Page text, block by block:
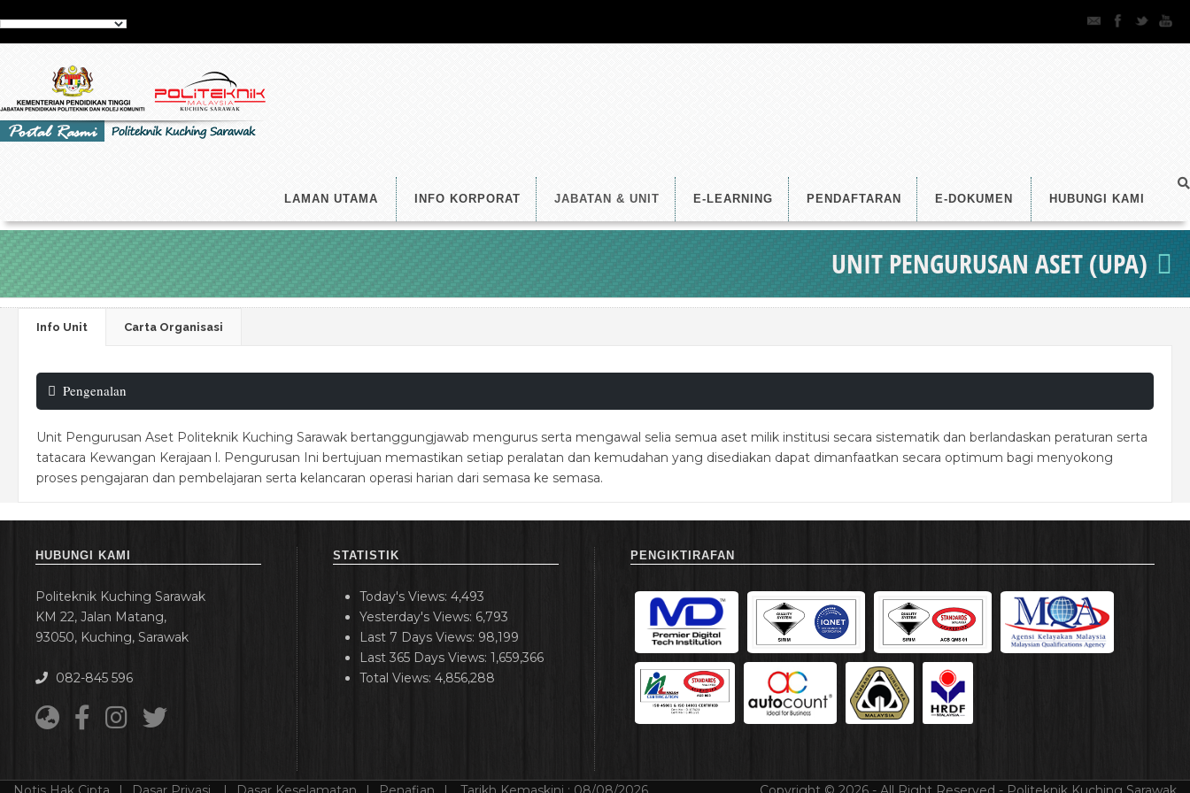
LAMAN UTAMA INFO KORPORAT JABATAN & UNIT E-LEARNING PENDAFTARAN E-DOKUMEN HUBUNGI KAMI
UNIT PENGURUSAN ASET (UPA)
Info Unit Carta Organisasi
Pengenalan
Unit Pengurusan Aset Politeknik Kuching Sarawak bertanggungjawab mengurus serta mengawal selia semua aset milik institusi secara sistematik dan berlandaskan peraturan serta
tatacara Kewangan Kerajaan l. Pengurusan Ini bertujuan memastikan setiap peralatan dan kemudahan yang disediakan dapat dimanfaatkan secara optimum bagi menyokong
proses pengajaran dan pembelajaran serta kelancaran operasi harian dari semasa ke semasa.
HUBUNGI KAMI
Politeknik Kuching Sarawak
KM 22, Jalan Matang,
93050, Kuching, Sarawak
082-845 596
STATISTIK
Today's Views: 4,493
Yesterday's Views: 6,793
Last 7 Days Views: 98,199
Last 365 Days Views: 1,659,366
Total Views: 4,856,288
PENGIKTIRAFAN